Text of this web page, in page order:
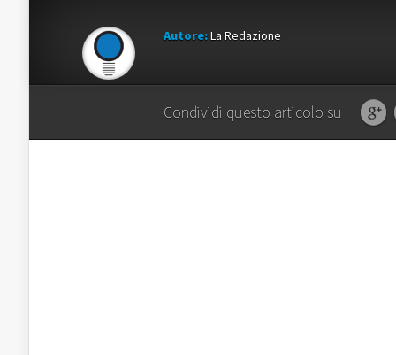
Autore:La Redazione
Condividi questo articolo su